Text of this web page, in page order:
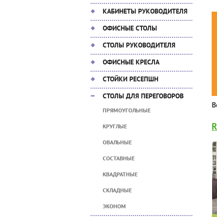
КАБИНЕТЫ РУКОВОДИТЕЛЯ
ОФИСНЫЕ СТОЛЫ
СТОЛЫ РУКОВОДИТЕЛЯ
ОФИСНЫЕ КРЕСЛА
СТОЙКИ РЕСЕПШН
СТОЛЫ ДЛЯ ПЕРЕГОВОРОВ
ПРЯМОУГОЛЬНЫЕ
КРУГЛЫЕ
ОВАЛЬНЫЕ
СОСТАВНЫЕ
КВАДРАТНЫЕ
СКЛАДНЫЕ
ЭКОНОМ